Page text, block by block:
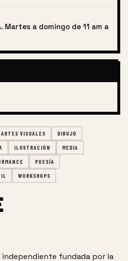
ARTES VISUALES DIBUJO
ILUSTRACIÓN MEDIA
POESÍA
WORKSHOPS
independiente fundada por la
Martes a domingo de 11 am a